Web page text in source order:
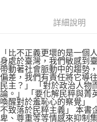
詳細說明
「比不正義更壞的是一個
身處於臺灣，我們敏感到
帶動著社會脈動中的趨勢
偏差，我們有責任將它導
民主？」 「對於政治人物
論。」 「要化解民粹與菁
喚醒對於羞恥心的察覺」
不致落於民粹主義」 本書
卑、尊重等等情感來抑制